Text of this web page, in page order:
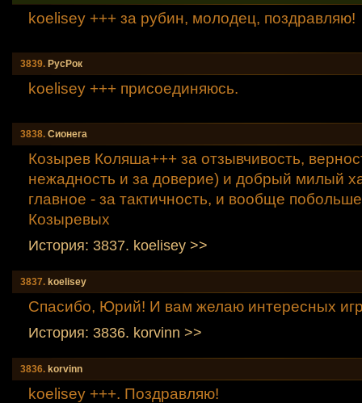
koelisey +++ за рубин, молодец, поздравляю!
3839. РусРок
koelisey +++ присоединяюсь.
3838. Сионега
Козырев Коляша+++ за отзывчивость,
нежадность и за доверие) и добрый милый
главное - за тактичность, и вообще
Козыревых
История: 3837. koelisey >>
3837. koelisey
Спасибо, Юрий! И вам желаю интересных
История: 3836. korvinn >>
3836. korvinn
koelisey +++. Поздравляю!